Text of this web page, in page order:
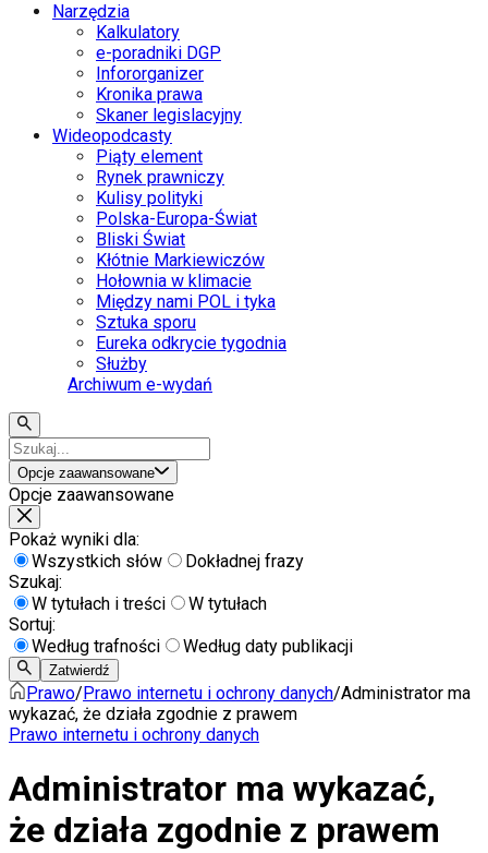
Narzędzia
Kalkulatory
e-poradniki DGP
Infororganizer
Kronika prawa
Skaner legislacyjny
Wideopodcasty
Piąty element
Rynek prawniczy
Kulisy polityki
Polska-Europa-Świat
Bliski Świat
Kłótnie Markiewiczów
Hołownia w klimacie
Między nami POL i tyka
Sztuka sporu
Eureka odkrycie tygodnia
Służby
Archiwum e-wydań
Opcje zaawansowane
Opcje zaawansowane
Pokaż wyniki dla:
Wszystkich słów
Dokładnej frazy
Szukaj:
W tytułach i treści
W tytułach
Sortuj:
Według trafności
Według daty publikacji
Zatwierdź
Prawo/Prawo internetu i ochrony danych/Administrator ma
wykazać, że działa zgodnie z prawem
Prawo internetu i ochrony danych
Administrator ma wykazać,
że działa zgodnie z prawem